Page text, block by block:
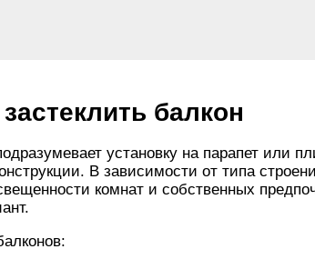
балкон
установку на парапет или
В зависимости от типа
комнат и собственных